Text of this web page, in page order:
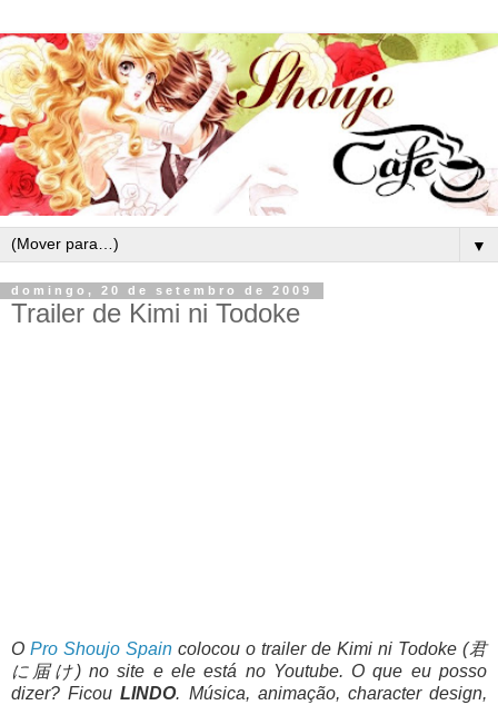
▼
domingo, 20 de setembro de 2009
Trailer de Kimi ni Todoke
O Pro Shoujo Spain colocou o trailer de Kimi ni Todoke (君
に届け) no site e ele está no Youtube. O que eu posso
dizer? FicouLINDO. Música, animação, character design,